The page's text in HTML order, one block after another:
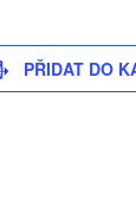
PŘIDAT DO